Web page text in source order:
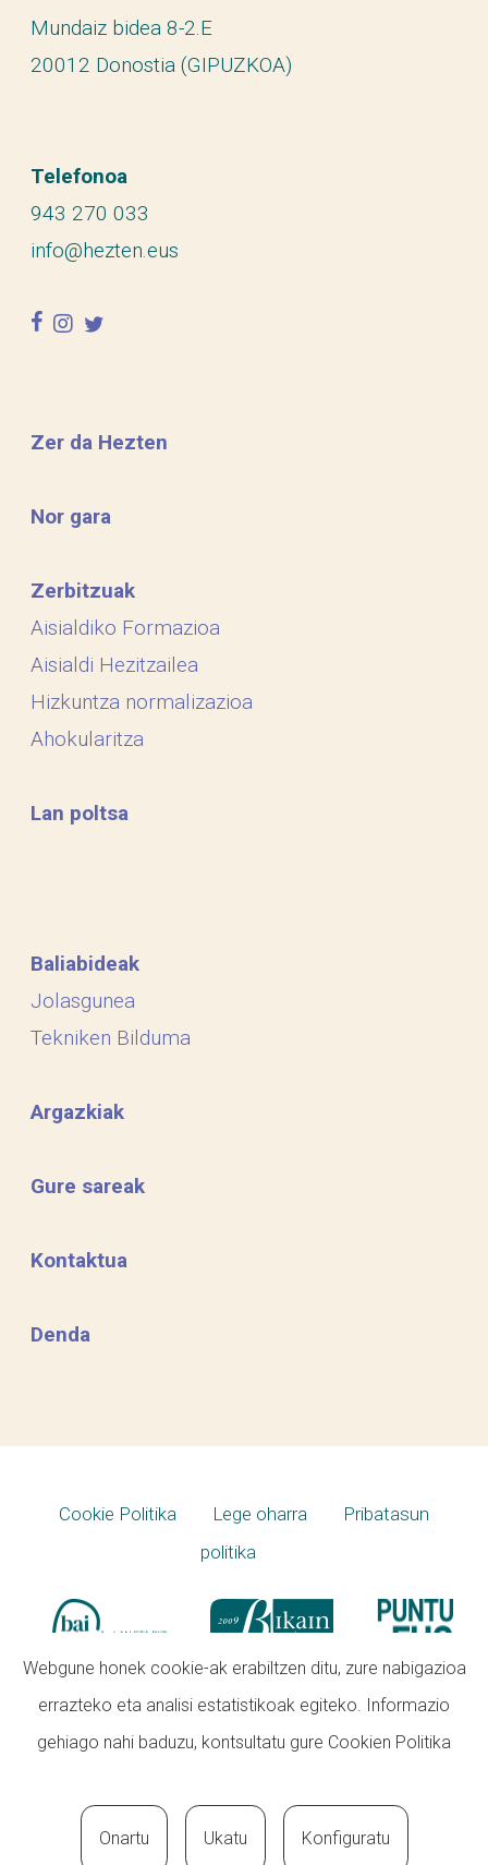
Mundaiz bidea 8-2.E
20012 Donostia (GIPUZKOA)
Telefonoa
943 270 033
info@hezten.eus
facebook
instagram
twitter
Zer da Hezten
Nor gara
Zerbitzuak
Aisialdiko Formazioa
Aisialdi Hezitzailea
Hizkuntza normalizazioa
Ahokularitza
Lan poltsa
Baliabideak
Jolasgunea
Tekniken Bilduma
Argazkiak
Gure sareak
Kontaktua
Denda
Cookie Politika Lege oharra
Pribatasun
politika
Webgune honek cookie-ak erabiltzen ditu, zure nabigazioa
errazteko eta analisi estatistikoak egiteko. Informazio
gehiago nahi baduzu, kontsultatu gure Cookien Politika
Onartu Ukatu Konfiguratu